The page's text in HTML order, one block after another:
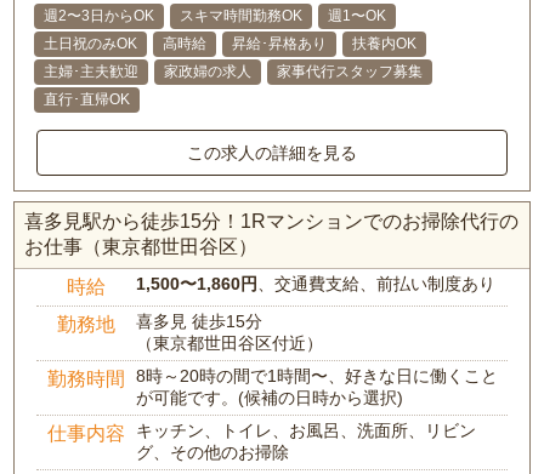
週2〜3日からOK スキマ時間勤務OK
週1〜OK
土日祝のみOK
高時給 昇給･昇格あり
扶養内OK
主婦･主夫歓迎
家政婦の求人
家事代行スタッフ募集
直行･直帰OK
この求人の詳細を見る
喜多見駅から徒歩15分！1Rマンションでのお掃除代行の
お仕事（東京都世田谷区）
時給 1,500〜1,860円 、交通費支給、前払い制度あり
勤務地
喜多見 徒歩15分
（東京都世田谷区付近）
勤務時間
8時～20時の間で1時間〜、好きな日に働くこと
が可能です。(候補の日時から選択)
仕事内容
キッチン、トイレ、お風呂、洗面所、リビン
グ、その他のお掃除